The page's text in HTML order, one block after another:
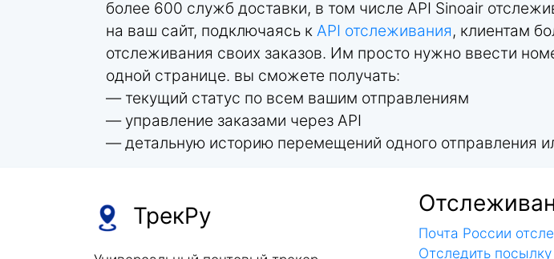
более 600 служб доставки, в том числе API Sinoair
на ваш сайт, подключаясь к API отслеживания, клиентам
отслеживания своих заказов. Им просто нужно ввести
одной странице. вы сможете получать:
— текущий статус по всем вашим отправлениям
— управление заказами через API
— детальную историю перемещений одного отправления
ТрекРу
Почта России
Отследить